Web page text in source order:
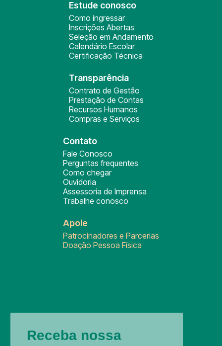
Estude conosco
Como ingressar
Inscrições Abertas
Seleção em Andamento
Calendário Escolar
Certificação Técnica
Transparência
Contrato de Gestão
Prestação de Contas
Recursos Humanos
Compras e Serviços
Contato
Fale Conosco
Perguntas frequentes
Como chegar
Ouvidoria
Assessoria de Imprensa
Trabalhe conosco
Apoie
Patrocinadores e Parcerias
Doação Pessoa Física